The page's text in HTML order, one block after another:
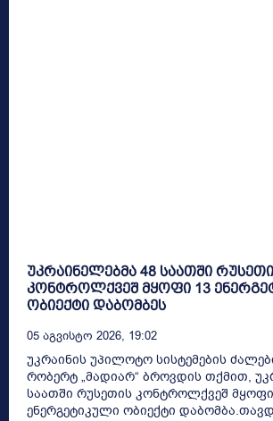
უკრაინელებმა 48 საათში
კონტროლქვეშ მყოფი 13
ობიექტი დაბომბეს
05 Აგვისტო 2026, 19:02
უკრაინის უპილოტო სისტემების
რობერტ „მადიარ“ ბროვდის თქმით,
საათში რუსეთის კონტროლქვეშ
ენერგეტიკული ობიექტი